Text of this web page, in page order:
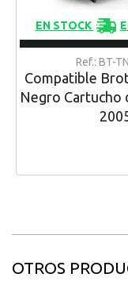
EN STOCK
Ref.: BT-
Compatible
Negro Cartucho
OTROS